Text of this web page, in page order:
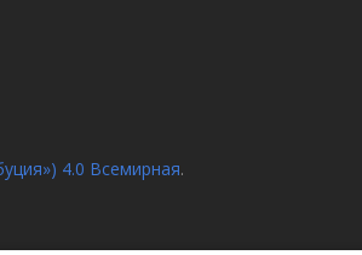
4.0 Всемирная.